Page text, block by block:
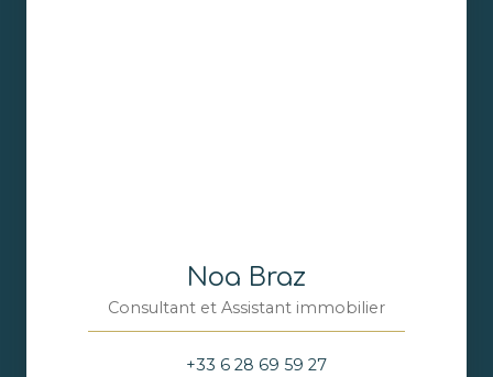
Noa Braz
Consultant et Assistant immobilier
+33 6 28 69 59 27